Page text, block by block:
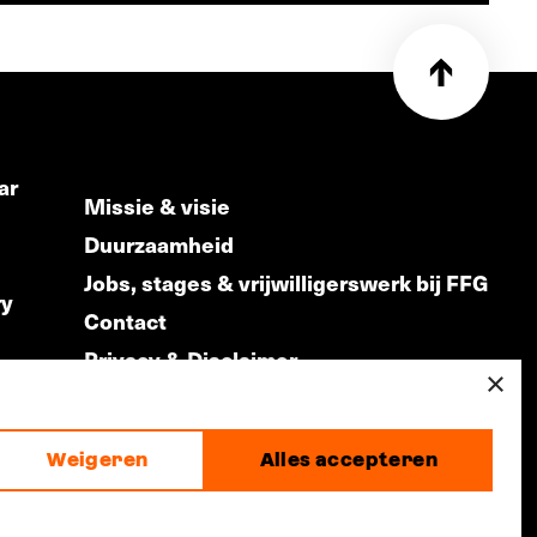
Missie & visie
Duurzaamheid
Jobs, stages & vrijwilligerswerk bij FFG
Contact
Privacy & Disclaimer
made by
×
Alles accepteren
Weigeren